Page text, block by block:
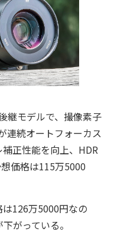
継モデルで、撮像素子
連続オートフォーカス
補正性能を向上、HDR
価格は115万5000
126万5000円なの
がっている。